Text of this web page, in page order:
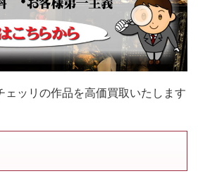
ェッリの作品を高価買取いたします